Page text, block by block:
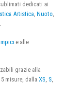
dedicati ai
Artistica, Nuoto,
.
e alle
grazie alla
misure, dalla XS S